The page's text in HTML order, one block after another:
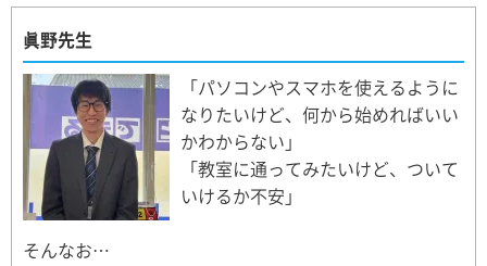
眞野先生
「パソコンやスマホを使えるように
なりたいけど、何から始めればいい
かわからない」
「教室に通ってみたいけど、ついて
いけるか不安」
そんなお…